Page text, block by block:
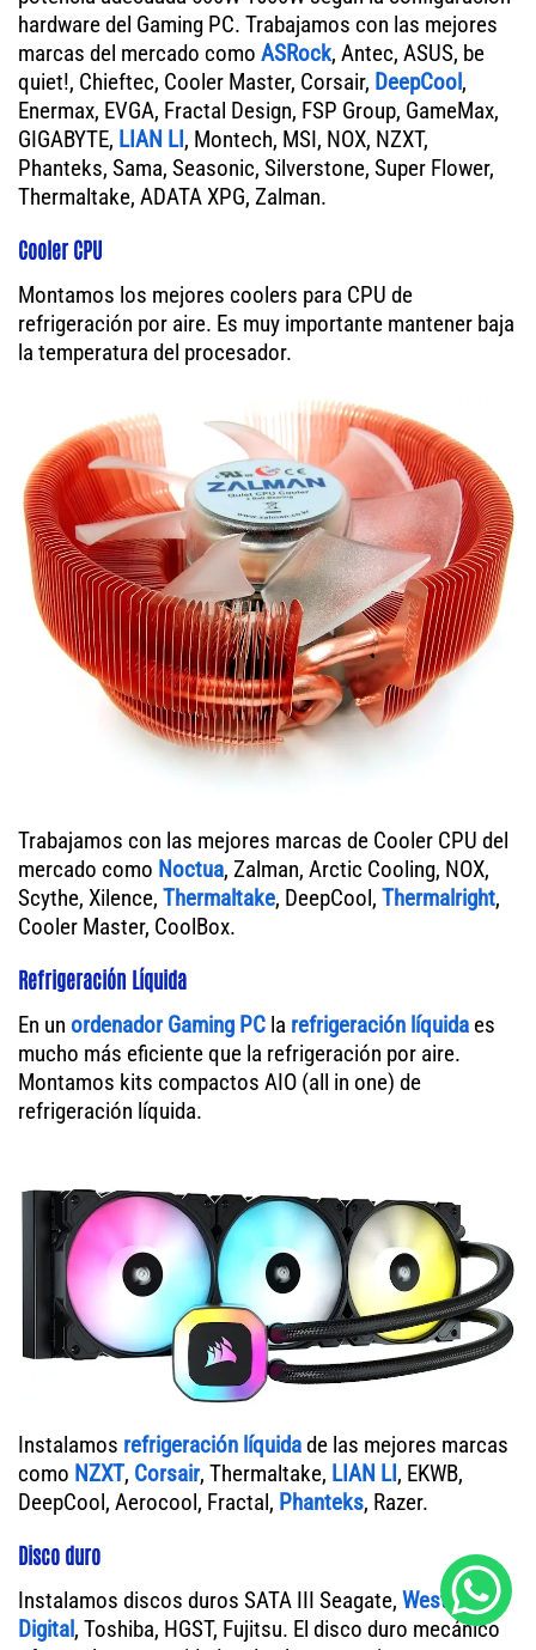
hardware del Gaming PC. Trabajamos con las mejores
marcas del mercado como ASRock, Antec, ASUS, be
quiet!, Chieftec, Cooler Master, Corsair, DeepCool,
Enermax, EVGA, Fractal Design, FSP Group, GameMax,
GIGABYTE, LIAN LI, Montech, MSI, NOX, NZXT,
Phanteks, Sama, Seasonic, Silverstone, Super Flower,
Thermaltake, ADATA XPG, Zalman.
Cooler CPU
Montamos los mejores coolers para CPU de
refrigeración por aire. Es muy importante mantener baja
la temperatura del procesador.
Trabajamos con las mejores marcas de Cooler CPU del
mercado como Noctua, Zalman, Arctic Cooling, NOX,
Scythe, Xilence, Thermaltake, DeepCool, Thermalright,
Cooler Master, CoolBox.
Refrigeración Líquida
En un ordenador Gaming PC la refrigeración líquida es
mucho más eficiente que la refrigeración por aire.
Montamos kits compactos AIO (all in one) de
refrigeración líquida.
Instalamos refrigeración líquidade las mejores marcas
como NZXT, Corsair, Thermaltake, LIAN LI, EKWB,
DeepCool, Aerocool, Fractal, Phanteks, Razer.
Disco duro
Instalamos discos duros SATA III Seagate, Western
Digital, Toshiba, HGST, Fujitsu. El disco duro mecánico